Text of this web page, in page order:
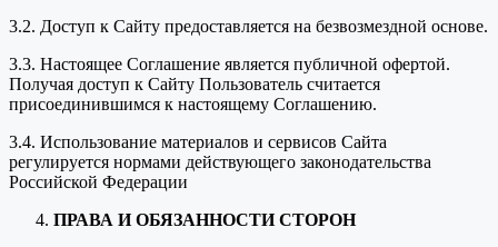
3.2. Доступ к Сайту предоставляется на безвозмездной основе.
3.3. Настоящее Соглашение является публичной офертой.
Получая доступ к Сайту Пользователь считается
присоединившимся к настоящему Соглашению.
3.4. Использование материалов и сервисов Сайта
регулируется нормами действующего законодательства
Российской Федерации
ПРАВА И ОБЯЗАННОСТИ СТОРОН